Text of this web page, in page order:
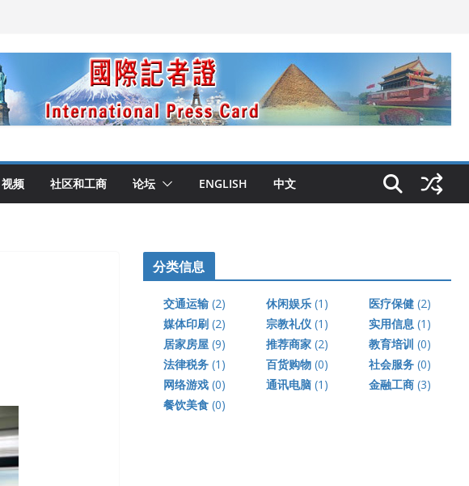
视频 社区和工商 论坛 ENGLISH 中文
分类信息
交通运输 (2) 休闲娱乐 (1) 医疗保健 (2)
媒体印刷 (2) 宗教礼仪 (1) 实用信息 (1)
居家房屋 (9) 推荐商家 (2) 教育培训 (0)
法律税务 (1) 百货购物 (0) 社会服务 (0)
网络游戏 (0) 通讯电脑 (1) 金融工商 (3)
餐饮美食 (0)